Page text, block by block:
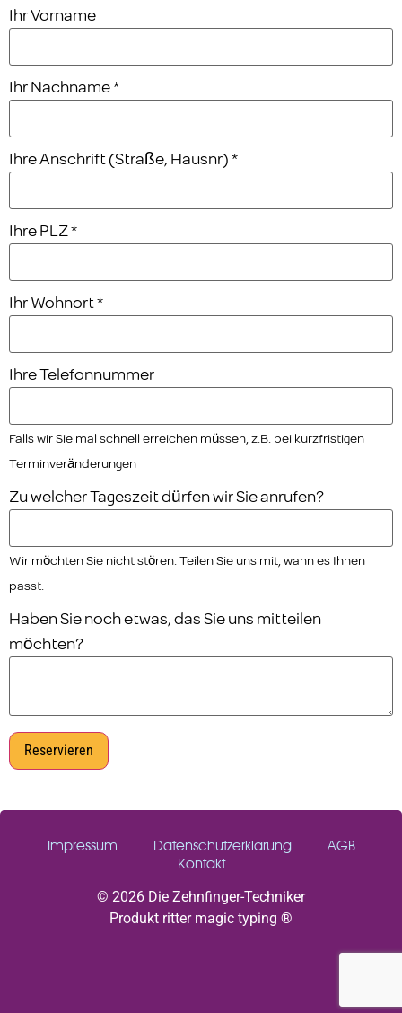
Ihr Vorname
Ihr Nachname*
Ihre Anschrift (Straße, Hausnr)*
Ihre PLZ*
Ihr Wohnort*
Ihre Telefonnummer
Falls wir Sie mal schnell erreichen müssen, z.B. bei kurzfristigen
Terminveränderungen
Zu welcher Tageszeit dürfen wir Sie anrufen?
Wir möchten Sie nicht stören. Teilen Sie uns mit, wann es Ihnen
passt.
Haben Sie noch etwas, das Sie uns mitteilen
möchten?
Reservieren
Impressum Datenschutzerklärung
AGB
Kontakt
© 2026 Die Zehnfinger-Techniker
Produkt ritter magic typing ®